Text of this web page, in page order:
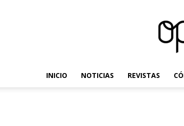
INICIO NOTICIAS REVISTAS